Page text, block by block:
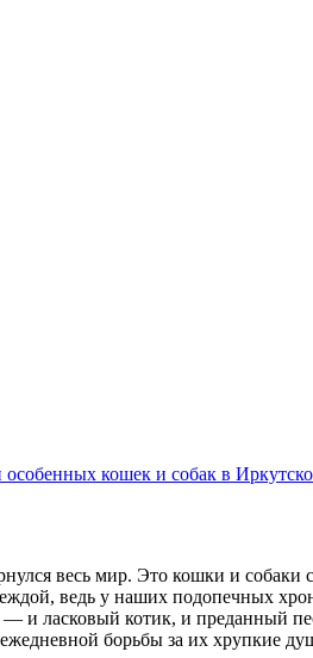
кошек и собак в
весь мир. Это кошки и
ведь у наших подопечных
ласковый котик, и преданный
борьбы за их хрупкие